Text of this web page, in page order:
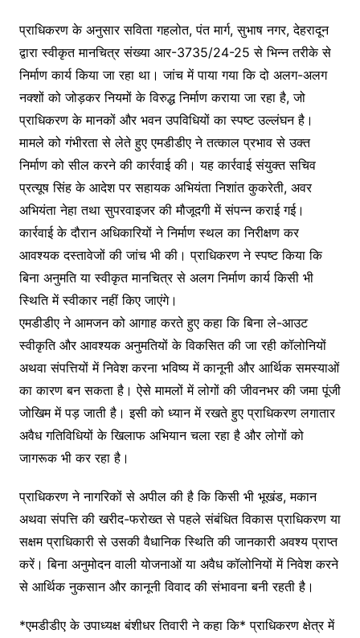
प्राधिकरण के अनुसार सविता गहलोत, पंत मार्ग, सुभाष नगर, देहरादून
द्वारा स्वीकृत मानचित्र संख्या आर-3735/24-25 से भिन्न तरीके से
निर्माण कार्य किया जा रहा था। जांच में पाया गया कि दो अलग-अलग
नक्शों को जोड़कर नियमों के विरुद्ध निर्माण कराया जा रहा है, जो
प्राधिकरण के मानकों और भवन उपविधियों का स्पष्ट उल्लंघन है।
मामले को गंभीरता से लेते हुए एमडीडीए ने तत्काल प्रभाव से उक्त
निर्माण को सील करने की कार्रवाई की। यह कार्रवाई संयुक्त सचिव
प्रत्यूष सिंह के आदेश पर सहायक अभियंता निशांत कुकरेती, अवर
अभियंता नेहा तथा सुपरवाइजर की मौजूदगी में संपन्न कराई गई।
कार्रवाई के दौरान अधिकारियों ने निर्माण स्थल का निरीक्षण कर
आवश्यक दस्तावेजों की जांच भी की। प्राधिकरण ने स्पष्ट किया कि
बिना अनुमति या स्वीकृत मानचित्र से अलग निर्माण कार्य किसी भी
स्थिति में स्वीकार नहीं किए जाएंगे।
एमडीडीए ने आमजन को आगाह करते हुए कहा कि बिना ले-आउट
स्वीकृति और आवश्यक अनुमतियों के विकसित की जा रही कॉलोनियों
अथवा संपत्तियों में निवेश करना भविष्य में कानूनी और आर्थिक समस्याओं
का कारण बन सकता है। ऐसे मामलों में लोगों की जीवनभर की जमा पूंजी
जोखिम में पड़ जाती है। इसी को ध्यान में रखते हुए प्राधिकरण लगातार
अवैध गतिविधियों के खिलाफ अभियान चला रहा है और लोगों को
जागरूक भी कर रहा है।
प्राधिकरण ने नागरिकों से अपील की है कि किसी भी भूखंड, मकान
अथवा संपत्ति की खरीद-फरोख्त से पहले संबंधित विकास प्राधिकरण या
सक्षम प्राधिकारी से उसकी वैधानिक स्थिति की जानकारी अवश्य प्राप्त
करें। बिना अनुमोदन वाली योजनाओं या अवैध कॉलोनियों में निवेश करने
से आर्थिक नुकसान और कानूनी विवाद की संभावना बनी रहती है।
*एमडीडीए के उपाध्यक्ष बंशीधर तिवारी ने कहा कि* प्राधिकरण क्षेत्र में